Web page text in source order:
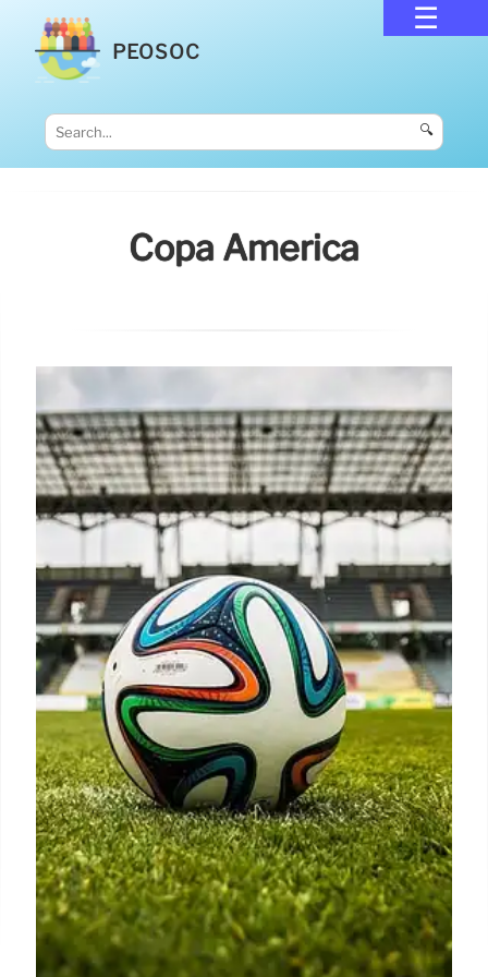
PEOSOC
🔍
Copa América